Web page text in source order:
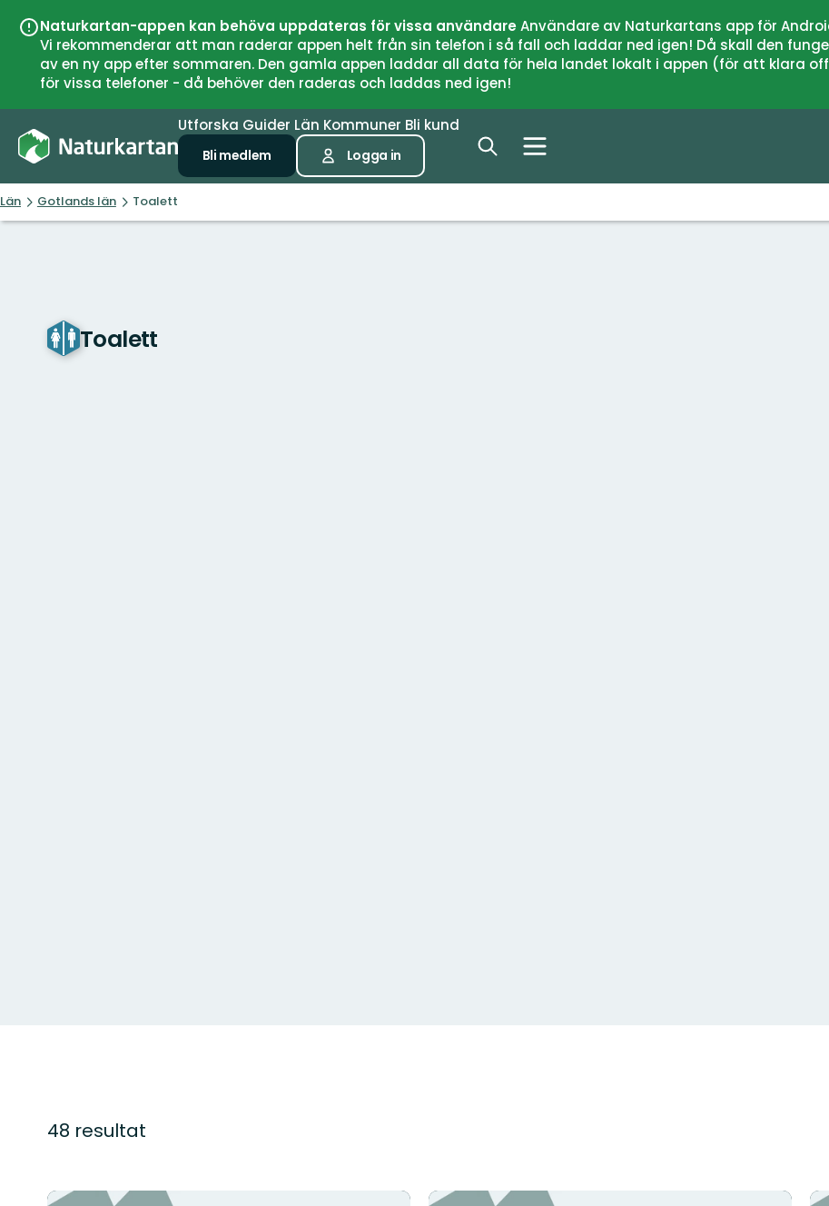
Naturkartan-appen kan behöva uppdateras för vissa användareAnvändare av Naturkartans app för
Vi rekommenderar att man raderar appen helt från sin telefon i så fall och laddar ned igen! Då skall den
av en ny app efter sommaren. Den gamla appen laddar all data för hela landet lokalt i appen (för att klara
för vissa telefoner - då behöver den raderas och laddas ned igen!
Utforska Guider Län Kommuner Bli kund
Bli medlem Logga in
Län Gotlands län Toalett
Toalett
48 resultat